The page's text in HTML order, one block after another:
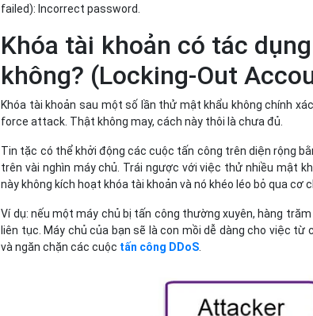
failed): Incorrect password.
Khóa tài khoản có tác
không? (Locking-Out
Khóa tài khoản sau một số lần thử mật khẩu không chính
force attack. Thật không may, cách này thôi là chưa đủ.
Tin tặc có thể khởi động các cuộc tấn công trên diện rộng
trên vài nghìn máy chủ. Trái ngược với việc thử nhiều mật
này không kích hoạt khóa tài khoản và nó khéo léo bỏ qua cơ
Ví dụ: nếu một máy chủ bị tấn công thường xuyên, hàng
liên tục. Máy chủ của bạn sẽ là con mồi dễ dàng cho việc từ
và ngăn chặn các cuộc tấn công DDoS